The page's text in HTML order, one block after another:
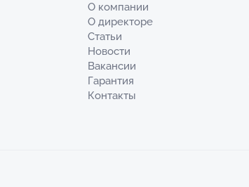
О компании
О директоре
Статьи
Новости
Вакансии
Гарантия
Контакты